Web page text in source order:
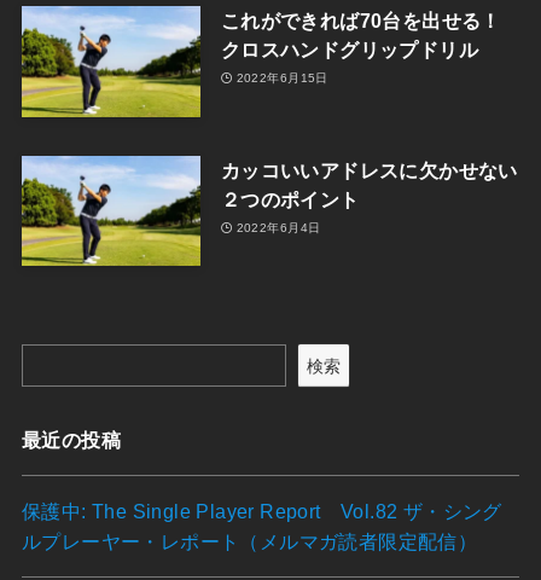
これができれば70台を出せる！
クロスハンドグリップドリル
2022年6月15日
カッコいいアドレスに欠かせない
２つのポイント
2022年6月4日
検索
最近の投稿
保護中: The Single Player Report Vol.82 ザ・シング
ルプレーヤー・レポート（メルマガ読者限定配信）